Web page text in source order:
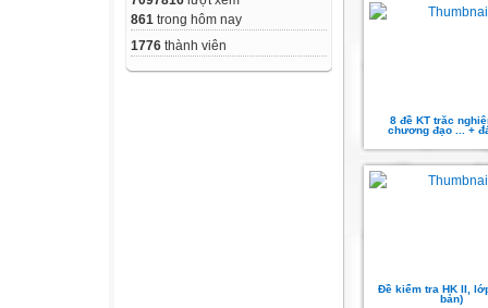
861 trong hôm nay
1776 thành viên
8 đề KT trăc
chương đạo ... +
Đề kiểm tra HK II,
bản)